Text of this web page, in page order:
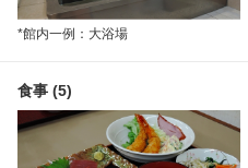
*館内一例：大浴場
食事 (5)